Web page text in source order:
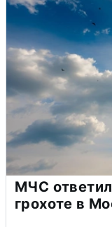
МЧС
грохоте в